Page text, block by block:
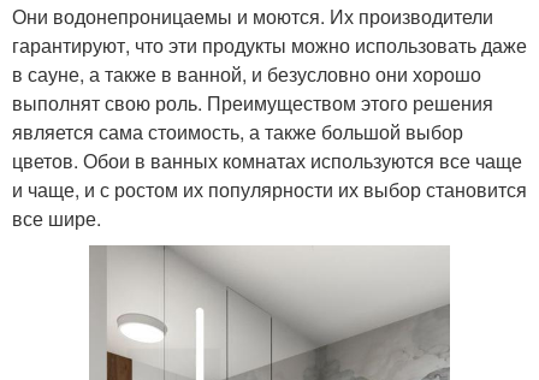
Они водонепроницаемы и моются. Их производители
гарантируют, что эти продукты можно использовать даже
в сауне, а также в ванной, и безусловно они хорошо
выполнят свою роль. Преимуществом этого решения
является сама стоимость, а также большой выбор
цветов. Обои в ванных комнатах используются все чаще
и чаще, и с ростом их популярности их выбор становится
все шире.